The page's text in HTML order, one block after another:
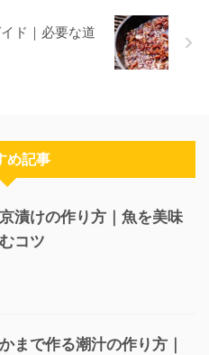
ド｜必要な道
め記事
漬けの作り方｜魚を美味
コツ
まで作る潮汁の作り方｜